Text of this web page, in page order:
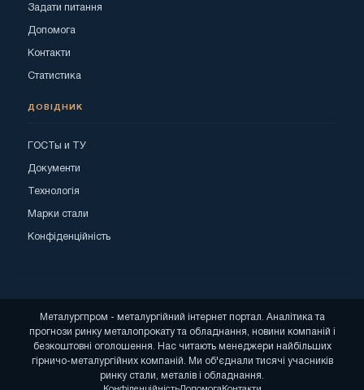
Задати питання
Допомога
Контакти
Статистика
ДОВІДНИК
ГОСТы и ТУ
Документи
Технологія
Марки стали
Конфіденційність
Металургпром - металургійний інтернет портал. Аналітика та
прогнози ринку металопрокату та обладнання, новини компаній і
безкоштовні оголошення. Нас читають менеджери найбільших
гірничо-металургійних компаній. Ми об'єднали тисячі учасників
ринку стали, металів і обладнання.